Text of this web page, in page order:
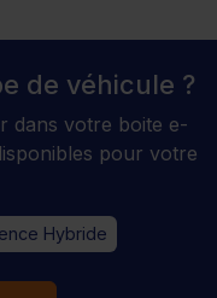
de véhicule ?
dans votre boite e-
pour votre
Hybride